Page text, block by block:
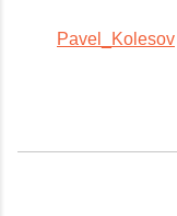
Pavel_Kolesov